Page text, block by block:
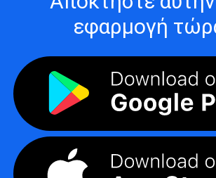
εφαρμογή